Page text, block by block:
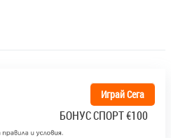
Играй Сега
БОНУС СПОРТ€100